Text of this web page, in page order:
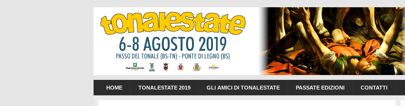
HOME TONALESTATE 2019 GLI AMICI DI TONALESTATE PASSATE EDIZIONI CONTATTI